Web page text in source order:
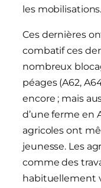
les mobilisations.
Ces dernières
combatif ces
nombreux
péages (A62,
encore ; mais
d’une ferme en
agricoles ont
jeunesse. Les
comme des
habituellement